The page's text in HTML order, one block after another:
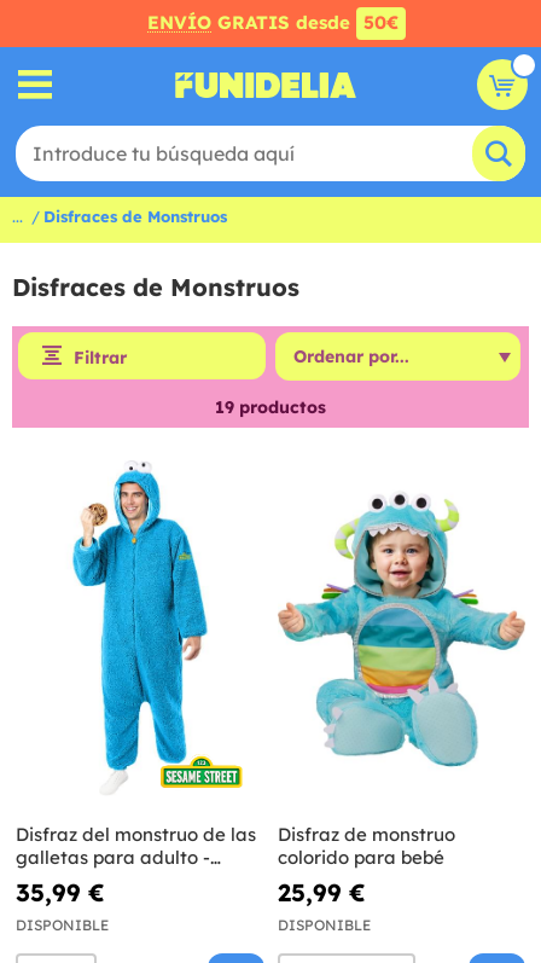
ENVÍO GRATIS desde 50€
... Disfraces de Monstruos
Disfraces de Monstruos
Filtrar
19 productos
Disfraz del monstruo de las
galletas para adulto -
Barrio Sésamo
35,99 €
DISPONIBLE
Disfraz de monstruo
colorido para bebé
25,99 €
DISPONIBLE